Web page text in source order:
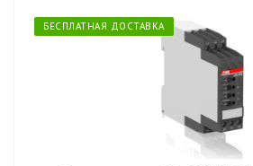
БЕСПЛАТНАЯ ДОСТАВКА